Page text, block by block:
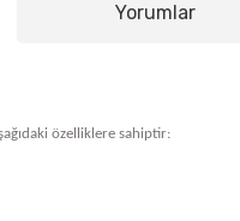
Yorumlar
özelliklere sahiptir: